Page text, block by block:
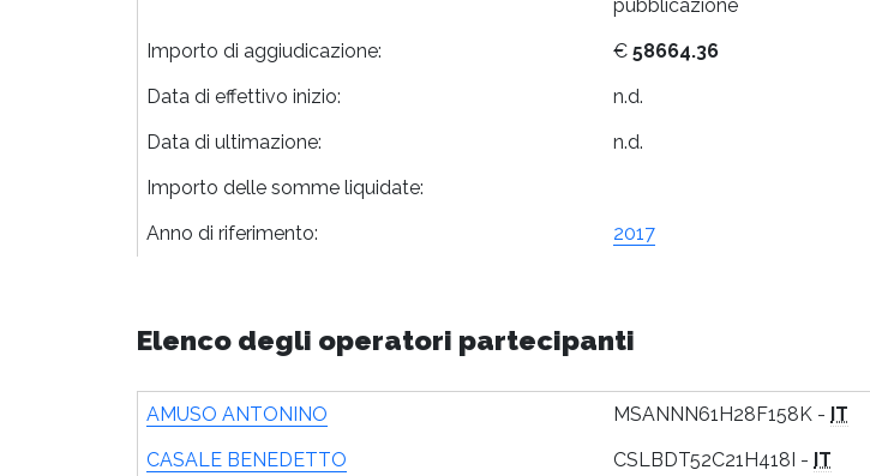
pubblicazione
Importo di aggiudicazione:
€ 58664.36
Data di effettivo inizio:
n.d.
Data di ultimazione:
n.d.
Importo delle somme liquidate:
Anno di riferimento:
2017
Elenco degli operatori partecipanti
AMUSO ANTONINO MSANNN61H28F158K - IT
CASALE BENEDETTO
CSLBDT52C21H418I - IT